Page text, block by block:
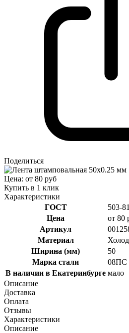
Поделиться
Цена: от 80 руб
Купить в 1 клик
Характеристики
ГОСТ
503-81
Цена
от 80
Артикул
Материал
Ширина (мм)
50
Марка стали
08ПС
В наличии в Екатеринбурге мало
Описание
Доставка
Оплата
Отзывы
Характеристики
Описание